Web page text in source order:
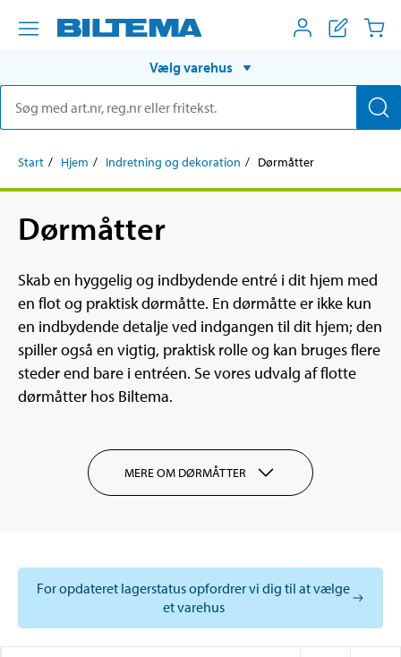
Vælg varehus
Start Hjem Indretning og dekoration Dørmåtter
Dørmåtter
Skab en hyggelig og indbydende entré i dit hjem med
en flot og praktisk dørmåtte. En dørmåtte er ikke kun
en indbydende detalje ved indgangen til dit hjem; den
spiller også en vigtig, praktisk rolle og kan bruges flere
steder end bare i entréen. Se vores udvalg af flotte
dørmåtter hos Biltema.
MERE OM DØRMÅTTER
For opdateret lagerstatus opfordrer vi dig til at vælge
et varehus